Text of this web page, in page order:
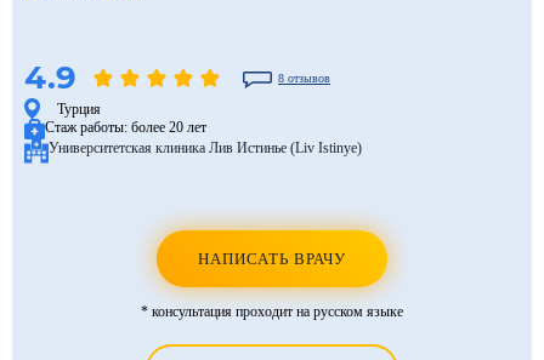
4.9 8 отзывов
Турция
Стаж работы: более 20 лет
Университетская клиника Лив Истинье (Liv Istinye)
НАПИСАТЬ ВРАЧУ
* консультация проходит на русском языке